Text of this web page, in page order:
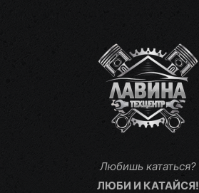
Любишь кататься?
ЛЮБИ И КАТАЙСЯ!